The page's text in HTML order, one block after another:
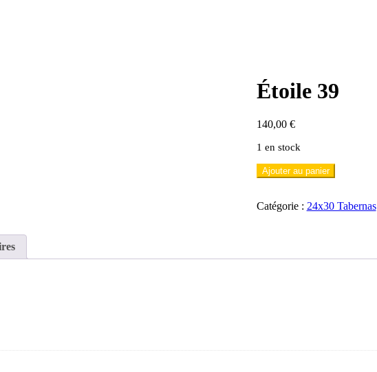
Étoile 39
140,00 €
1 en stock
quantité
de
39
Ajouter au panier
Catégorie : 24x30 Tabernas